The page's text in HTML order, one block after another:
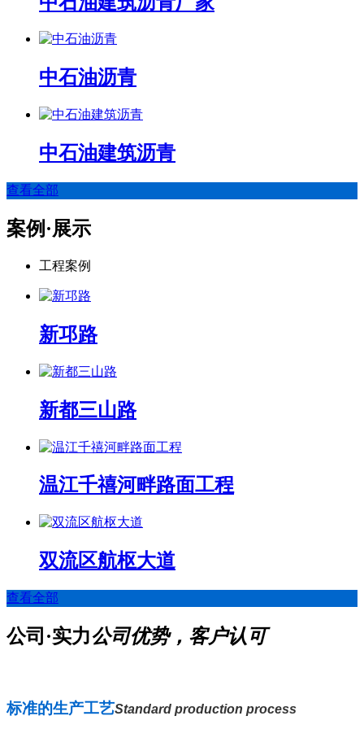
中石油沥青
中石油建筑沥青
查看全部
案例·展示
工程案例
新邛路
新都三山路
温江千禧河畔路面工程
双流区航枢大道
查看全部
公司·实力公司优势，客户认可
标准的生产工艺Standard production process